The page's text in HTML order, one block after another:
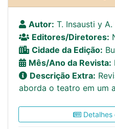
Autor: T. Insausti y
Editores/Diretores:
Cidade da Edição:
Mês/Ano da Revista:
Descrição Extra:
aborda o teatro em um
Detalhes